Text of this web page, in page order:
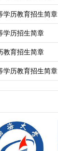
学历教育招生简章
学历招生简章
教育招生简章
学历教育招生简章